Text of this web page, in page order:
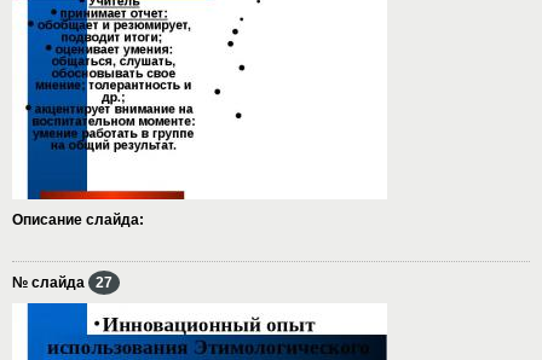
Описание слайда:
№ слайда 27